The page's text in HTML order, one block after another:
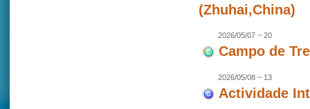
(Zhuhai,China)
2026/05/07 ~ 20
Campo de
2026/05/08 ~ 13
Actividade